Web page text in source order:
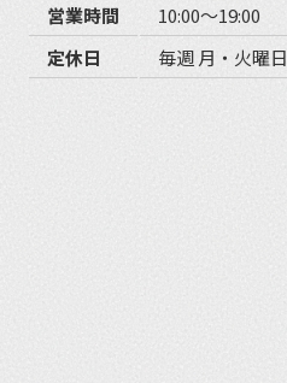
営業時間
10:00〜19:00
定休日
毎週 月・火曜日